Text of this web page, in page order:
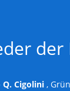
der
Q. Cigolini ,